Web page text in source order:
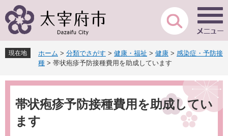
ー
先
頭
す
ニ
を
飛
し
現在地 ホーム > 分類でさがす > 健康・福祉 > 健康 > 感染症・予防接
種 > 帯状疱疹予防接種費用を助成しています
本
帯状疱疹予防接種費用を助成してい
ます